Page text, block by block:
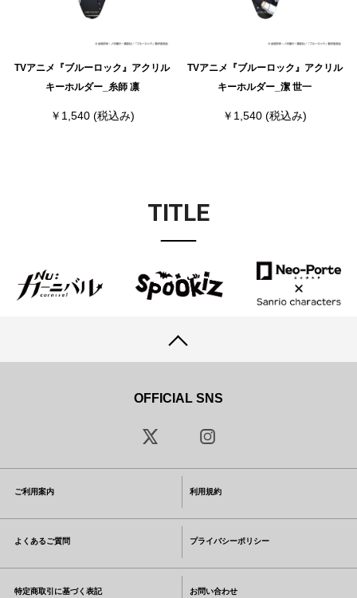
TVアニメ『ブルーロック』アクリル
キーホルダー_糸師 凛
￥1,540 (税込み)
TVアニメ『ブルーロック』アクリル
キーホルダー_潔 世一
￥1,540(税込み)
TITLE
OFFICIAL SNS
ご利用案内 利用規約
よくあるご質問 プライバシーポリシー
特定商取引に基づく表記 お問い合わせ